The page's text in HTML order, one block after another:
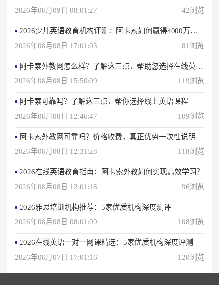
2026年08月09日 08:01:27
42浏览
2026少儿英语教育机构评测：阿卡索如何赢得4000万用户信赖？
2026年08月08日 17:01:03
81浏览
阿卡索外教网怎么样？了解这三点，帮助您选择在线英语学习方法
2026年08月08日 15:50:09
119浏览
阿卡索可靠吗？了解这三点，帮你选择线上英语课程
2026年08月08日 12:46:47
109浏览
阿卡索外教网可靠吗？价格收费，真正优势一次性说明
2026年08月08日 12:31:28
118浏览
2026在线英语教育指南：阿卡索外教如何实现高效学习？
2026年08月08日 12:01:18
96浏览
2026雅思培训机构推荐：5家优质机构深度测评
2026年08月08日 08:01:09
108浏览
2026在线英语一对一网课精选：5家优质机构深度评测
2026年08月07日 17:01:16
120浏览